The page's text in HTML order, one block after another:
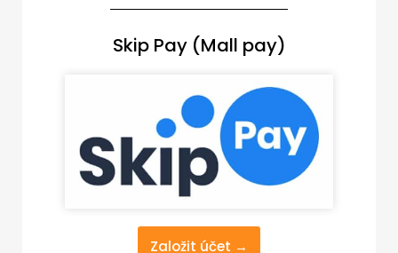
Skip Pay (Mall pay)
Založit účet →